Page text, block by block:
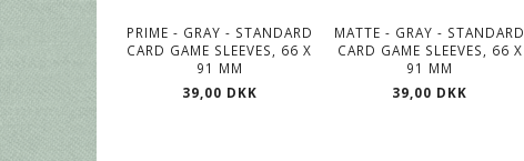
PRIME - GRAY - STANDARD
CARD GAME SLEEVES, 66 X
91 MM
39,00 DKK
MATTE - GRAY - STANDARD
CARD GAME SLEEVES, 66 X
91 MM
39,00 DKK